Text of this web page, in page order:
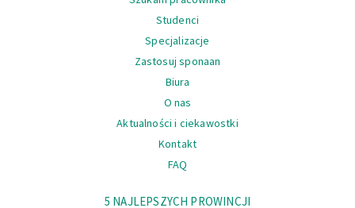
Studenci
Specjalizacje
Zastosuj sponaan
Biura
O nas
Aktualności i ciekawostki
Kontakt
FAQ
5 NAJLEPSZYCH PROWINCJI